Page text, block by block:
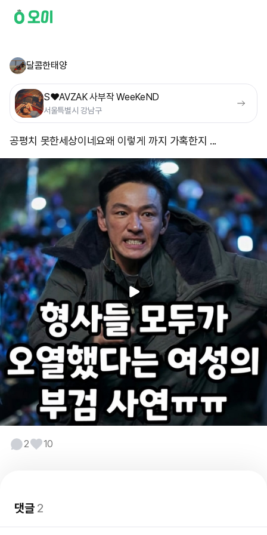
달콤한태양
S❤️AVZAK 사부작 WeeKeND
서울특별시 강남구
공평치 못한세상이네요 ​왜 이렇게 까지 가혹한지 ...
2 10
댓글2